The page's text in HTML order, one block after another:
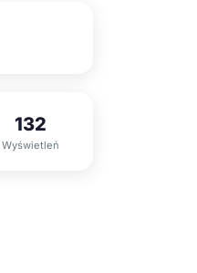
132
Wyświetleń